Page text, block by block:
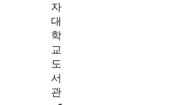
자
대
학
교
도
서
관